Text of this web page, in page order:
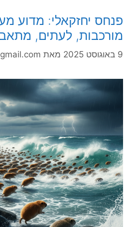
פנחס יחזקאלי: מדוע
מורכבות, לעתים,
9 באוגוסט 2025 מאת